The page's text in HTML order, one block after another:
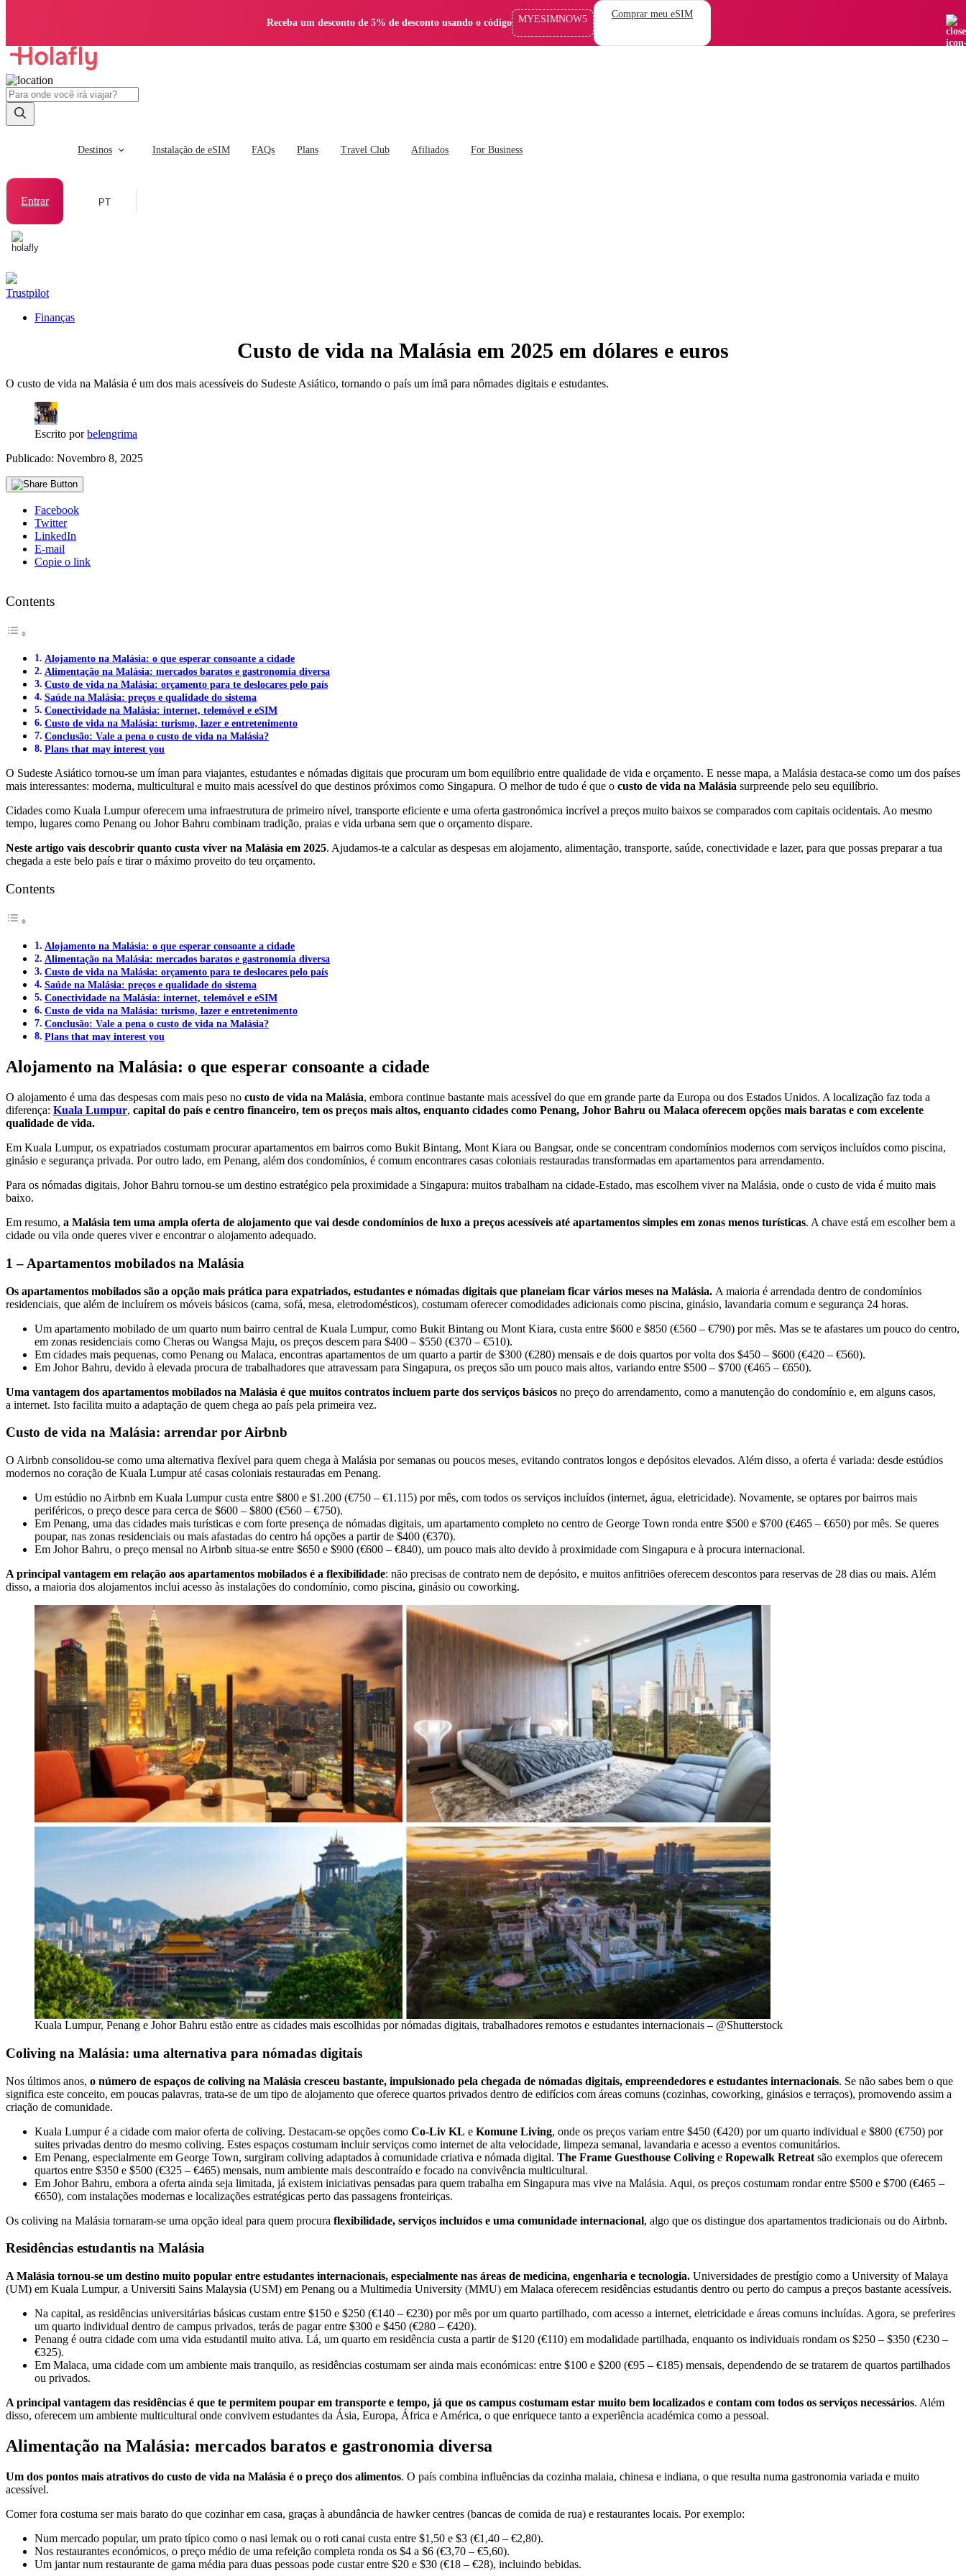
Receba um desconto de 5% de desconto usando o código MYESIMNOW5 Comprar meu eSIM
Destinos Instalação de eSIM FAQs Plans Travel Club Afiliados For Business
Entrar PT
Trustpilot
Finanças
Custo de vida na Malásia em 2025 em dólares e euros
O custo de vida na Malásia é um dos mais acessíveis do Sudeste Asiático, tornando o país um ímã para nômades digitais e estudantes.
Escrito porbelengrima
Publicado: Novembro 8, 2025
Facebook
Twitter
LinkedIn
E-mail
Copie o link
Contents
Alojamento na Malásia: o que esperar consoante a cidade
Alimentação na Malásia: mercados baratos e gastronomia diversa
Custo de vida na Malásia: orçamento para te deslocares pelo país
Saúde na Malásia: preços e qualidade do sistema
Conectividade na Malásia: internet, telemóvel e eSIM
Custo de vida na Malásia: turismo, lazer e entretenimento
Conclusão: Vale a pena o custo de vida na Malásia?
Plans that may interest you
O Sudeste Asiático tornou-se um íman para viajantes, estudantes e nómadas digitais que procuram um bom equilíbrio entre qualidade de vida e orçamento. E nesse mapa, a Malásia destaca-se como um dos países
mais interessantes: moderna, multicultural e muito mais acessível do que destinos próximos como Singapura. O melhor de tudo é que o custo de vida na Malásia surpreende pelo seu equilíbrio.
Cidades como Kuala Lumpur oferecem uma infraestrutura de primeiro nível, transporte eficiente e uma oferta gastronómica incrível a preços muito baixos se comparados com capitais ocidentais. Ao mesmo
tempo, lugares como Penang ou Johor Bahru combinam tradição, praias e vida urbana sem que o orçamento dispare.
Neste artigo vais descobrir quanto custa viver na Malásia em 2025. Ajudamos-te a calcular as despesas em alojamento, alimentação, transporte, saúde, conectividade e lazer, para que possas preparar a tua
chegada a este belo país e tirar o máximo proveito do teu orçamento.
Contents
Alojamento na Malásia: o que esperar consoante a cidade
Alimentação na Malásia: mercados baratos e gastronomia diversa
Custo de vida na Malásia: orçamento para te deslocares pelo país
Saúde na Malásia: preços e qualidade do sistema
Conectividade na Malásia: internet, telemóvel e eSIM
Custo de vida na Malásia: turismo, lazer e entretenimento
Conclusão: Vale a pena o custo de vida na Malásia?
Plans that may interest you
Alojamento na Malásia: o que esperar consoante a cidade
O alojamento é uma das despesas com mais peso no custo de vida na Malásia, embora continue bastante mais acessível do que em grande parte da Europa ou dos Estados Unidos. A localização faz toda a
diferença: Kuala Lumpur, capital do país e centro financeiro, tem os preços mais altos, enquanto cidades como Penang, Johor Bahru ou Malaca oferecem opções mais baratas e com excelente
qualidade de vida.
Em Kuala Lumpur, os expatriados costumam procurar apartamentos em bairros como Bukit Bintang, Mont Kiara ou Bangsar, onde se concentram condomínios modernos com serviços incluídos como piscina,
ginásio e segurança privada. Por outro lado, em Penang, além dos condomínios, é comum encontrares casas coloniais restauradas transformadas em apartamentos para arrendamento.
Para os nómadas digitais, Johor Bahru tornou-se um destino estratégico pela proximidade a Singapura: muitos trabalham na cidade-Estado, mas escolhem viver na Malásia, onde o custo de vida é muito mais
baixo.
Em resumo, a Malásia tem uma ampla oferta de alojamento que vai desde condomínios de luxo a preços acessíveis até apartamentos simples em zonas menos turísticas. A chave está em escolher bem a
cidade ou vila onde queres viver e encontrar o alojamento adequado.
1 – Apartamentos mobilados na Malásia
Os apartamentos mobilados são a opção mais prática para expatriados, estudantes e nómadas digitais que planeiam ficar vários meses na Malásia. A maioria é arrendada dentro de condomínios
residenciais, que além de incluírem os móveis básicos (cama, sofá, mesa, eletrodomésticos), costumam oferecer comodidades adicionais como piscina, ginásio, lavandaria comum e segurança 24 horas.
Um apartamento mobilado de um quarto num bairro central de Kuala Lumpur, como Bukit Bintang ou Mont Kiara, custa entre $600 e $850 (€560 – €790) por mês. Mas se te afastares um pouco do centro,
em zonas residenciais como Cheras ou Wangsa Maju, os preços descem para $400 – $550 (€370 – €510).
Em cidades mais pequenas, como Penang ou Malaca, encontras apartamentos de um quarto a partir de $300 (€280) mensais e de dois quartos por volta dos $450 – $600 (€420 – €560).
Em Johor Bahru, devido à elevada procura de trabalhadores que atravessam para Singapura, os preços são um pouco mais altos, variando entre $500 – $700 (€465 – €650).
Uma vantagem dos apartamentos mobilados na Malásia é que muitos contratos incluem parte dos serviços básicos no preço do arrendamento, como a manutenção do condomínio e, em alguns casos,
a internet. Isto facilita muito a adaptação de quem chega ao país pela primeira vez.
Custo de vida na Malásia: arrendar por Airbnb
O Airbnb consolidou-se como uma alternativa flexível para quem chega à Malásia por semanas ou poucos meses, evitando contratos longos e depósitos elevados. Além disso, a oferta é variada: desde estúdios
modernos no coração de Kuala Lumpur até casas coloniais restauradas em Penang.
Um estúdio no Airbnb em Kuala Lumpur custa entre $800 e $1.200 (€750 – €1.115) por mês, com todos os serviços incluídos (internet, água, eletricidade). Novamente, se optares por bairros mais
periféricos, o preço desce para cerca de $600 – $800 (€560 – €750).
Em Penang, uma das cidades mais turísticas e com forte presença de nómadas digitais, um apartamento completo no centro de George Town ronda entre $500 e $700 (€465 – €650) por mês. Se queres
poupar, nas zonas residenciais ou mais afastadas do centro há opções a partir de $400 (€370).
Em Johor Bahru, o preço mensal no Airbnb situa-se entre $650 e $900 (€600 – €840), um pouco mais alto devido à proximidade com Singapura e à procura internacional.
A principal vantagem em relação aos apartamentos mobilados é a flexibilidade: não precisas de contrato nem de depósito, e muitos anfitriões oferecem descontos para reservas de 28 dias ou mais. Além
disso, a maioria dos alojamentos inclui acesso às instalações do condomínio, como piscina, ginásio ou coworking.
Kuala Lumpur, Penang e Johor Bahru estão entre as cidades mais escolhidas por nómadas digitais, trabalhadores remotos e estudantes internacionais – @Shutterstock
Coliving na Malásia: uma alternativa para nómadas digitais
Nos últimos anos, o número de espaços de coliving na Malásia cresceu bastante, impulsionado pela chegada de nómadas digitais, empreendedores e estudantes internacionais. Se não sabes bem o que
significa este conceito, em poucas palavras, trata-se de um tipo de alojamento que oferece quartos privados dentro de edifícios com áreas comuns (cozinhas, coworking, ginásios e terraços), promovendo assim a
criação de comunidade.
Kuala Lumpur é a cidade com maior oferta de coliving. Destacam-se opções como Co-Liv KL e Komune Living, onde os preços variam entre $450 (€420) por um quarto individual e $800 (€750) por
suites privadas dentro do mesmo coliving. Estes espaços costumam incluir serviços como internet de alta velocidade, limpeza semanal, lavandaria e acesso a eventos comunitários.
Em Penang, especialmente em George Town, surgiram coliving adaptados à comunidade criativa e nómada digital. The Frame Guesthouse Coliving e Ropewalk Retreat são exemplos que oferecem
quartos entre $350 e $500 (€325 – €465) mensais, num ambiente mais descontraído e focado na convivência multicultural.
Em Johor Bahru, embora a oferta ainda seja limitada, já existem iniciativas pensadas para quem trabalha em Singapura mas vive na Malásia. Aqui, os preços costumam rondar entre $500 e $700 (€465 –
€650), com instalações modernas e localizações estratégicas perto das passagens fronteiriças.
Os coliving na Malásia tornaram-se uma opção ideal para quem procura flexibilidade, serviços incluídos e uma comunidade internacional, algo que os distingue dos apartamentos tradicionais ou do Airbnb.
Residências estudantis na Malásia
A Malásia tornou-se um destino muito popular entre estudantes internacionais, especialmente nas áreas de medicina, engenharia e tecnologia. Universidades de prestígio como a University of Malaya
(UM) em Kuala Lumpur, a Universiti Sains Malaysia (USM) em Penang ou a Multimedia University (MMU) em Malaca oferecem residências estudantis dentro ou perto do campus a preços bastante acessíveis.
Na capital, as residências universitárias básicas custam entre $150 e $250 (€140 – €230) por mês por um quarto partilhado, com acesso a internet, eletricidade e áreas comuns incluídas. Agora, se preferires
um quarto individual dentro de campus privados, terás de pagar entre $300 e $450 (€280 – €420).
Penang é outra cidade com uma vida estudantil muito ativa. Lá, um quarto em residência custa a partir de $120 (€110) em modalidade partilhada, enquanto os individuais rondam os $250 – $350 (€230 –
€325).
Em Malaca, uma cidade com um ambiente mais tranquilo, as residências costumam ser ainda mais económicas: entre $100 e $200 (€95 – €185) mensais, dependendo de se tratarem de quartos partilhados
ou privados.
A principal vantagem das residências é que te permitem poupar em transporte e tempo, já que os campus costumam estar muito bem localizados e contam com todos os serviços necessários. Além
disso, oferecem um ambiente multicultural onde convivem estudantes da Ásia, Europa, África e América, o que enriquece tanto a experiência académica como a pessoal.
Alimentação na Malásia: mercados baratos e gastronomia diversa
Um dos pontos mais atrativos do custo de vida na Malásia é o preço dos alimentos. O país combina influências da cozinha malaia, chinesa e indiana, o que resulta numa gastronomia variada e muito
acessível.
Comer fora costuma ser mais barato do que cozinhar em casa, graças à abundância de hawker centres (bancas de comida de rua) e restaurantes locais. Por exemplo:
Num mercado popular, um prato típico como o nasi lemak ou o roti canai custa entre $1,50 e $3 (€1,40 – €2,80).
Nos restaurantes económicos, o preço médio de uma refeição completa ronda os $4 a $6 (€3,70 – €5,60).
Um jantar num restaurante de gama média para duas pessoas pode custar entre $20 e $30 (€18 – €28), incluindo bebidas.